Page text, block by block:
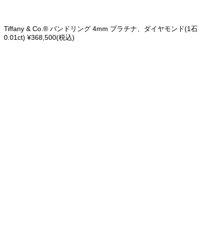
Tiffany & Co.® バンドリング 4mm プラチナ、ダイヤモンド(1石
0.01ct) ¥368,500(税込)